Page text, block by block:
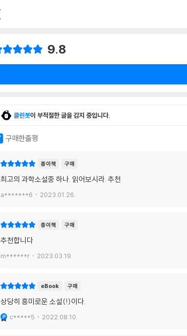
9.8
클린봇이 부적절한 글을 감지 중입니다.
구매한줄평
종이책 구매
최고의 과학소설중 하나. 읽어보시라. 추천
a*******6 2023.01.26.
종이책 구매
추천합니다
m******r 2023.03.19.
eBook 구매
상당히 흥미로운 소설(!)이다.
c*****5 2022.08.10.